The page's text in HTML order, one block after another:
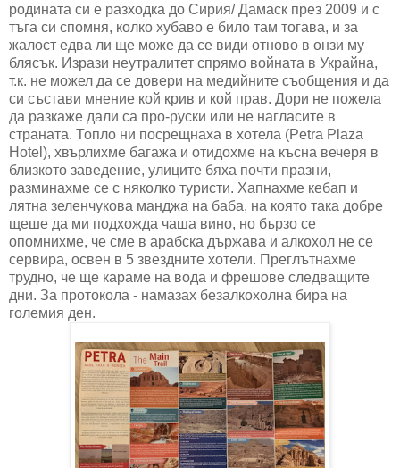
родината си е разходка до Сирия/ Дамаск през 2009 и с
тъга си спомня, колко хубаво е било там тогава, и за
жалост едва ли ще може да се види отново в онзи му
блясък. Изрази неутралитет спрямо войната в Украйна,
т.к. не можел да се довери на медийните съобщения и да
си състави мнение кой крив и кой прав. Дори не пожела
да разкаже дали са про-руски или не нагласите в
страната. Топло ни посрещнаха в хотела (Petra Plaza
Hotel), хвърлихме багажа и отидохме на късна вечеря в
близкото заведение, улиците бяха почти празни,
разминахме се с няколко туристи. Хапнахме кебап и
лятна зеленчукова манджа на баба, на която така добре
щеше да ми подхожда чаша вино, но бързо се
опомнихме, че сме в арабска държава и алкохол не се
сервира, освен в 5 звездните хотели. Преглътнахме
трудно, че ще караме на вода и фрешове следващите
дни. За протокола - намазах безалкохолна бира на
големия ден.